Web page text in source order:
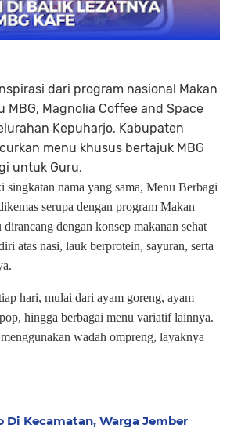
dari program nasional Makan
MBG, Magnolia Coffee and Space
Kepuharjo, Kabupaten
menu khusus bertajuk MBG
untuk Guru.
singkatan nama yang sama, Menu Berbagi
serupa dengan program Makan
dengan konsep makanan sehat
atas nasi, lauk berprotein, sayuran, serta
hari, mulai dari ayam goreng, ayam
hingga berbagai menu variatif lainnya.
wadah ompreng, layaknya
Di Kecamatan, Warga Jember